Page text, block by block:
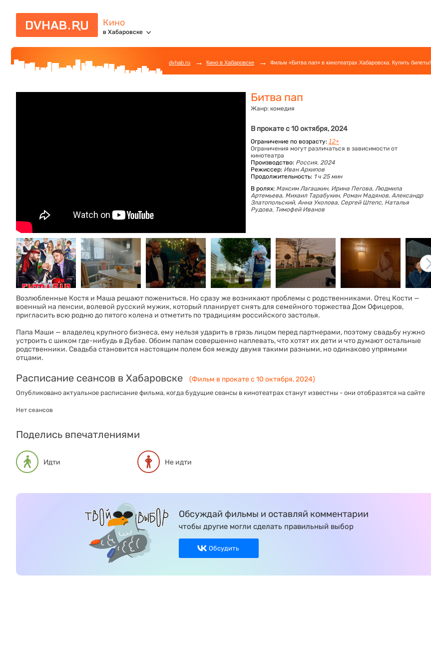
Кино
в Хабаровске
dvhab.ru → Кино в Хабаровске → Фильм «Битва пап» в кинотеатрах Хабаровска. Купить билеты!
Битва пап
Жанр: комедия
В прокате с 10 октября, 2024
Ограничение по возрасту: 12+
Ограничения могут различаться в зависимости от
кинотеатра
Производство: Россия, 2024
Режиссер: Иван Архипов
Продолжительность: 1 ч 25 мин
В ролях: Максим Лагашкин, Ирина Пегова, Людмила
Артемьева, Михаил Тарабукин, Роман Мадянов, Александр
Златопольский, Анна Уколова, Сергей Штепс, Наталья
Рудова, Тимофей Иванов
Возлюбленные Костя и Маша решают пожениться. Но сразу же возникают проблемы с родственниками. Отец Кости —
военный на пенсии, волевой русский мужик, который планирует снять для семейного торжества Дом Офицеров,
пригласить всю родню до пятого колена и отметить по традициям российского застолья.
Папа Маши — владелец крупного бизнеса, ему нельзя ударить в грязь лицом перед партнерами, поэтому свадьбу нужно
устроить с шиком где-нибудь в Дубае. Обоим папам совершенно наплевать, что хотят их дети и что думают остальные
родственники. Свадьба становится настоящим полем боя между двумя такими разными, но одинаково упрямыми
отцами.
Расписание сеансов в Хабаровске (Фильм в прокате с 10 октября, 2024)
Опубликовано актуальное расписание фильма, когда будущие сеансы в кинотеатрах станут известны - они отобразятся на сайте
Нет сеансов
Поделись впечатлениями
Идти Не идти
Обсуждай фильмы и оставляй комментарии
чтобы другие могли сделать правильный выбор
Обсудить